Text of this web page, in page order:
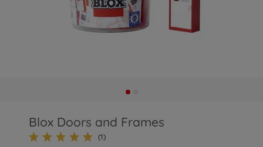
Blox Doors and Frames
(1)